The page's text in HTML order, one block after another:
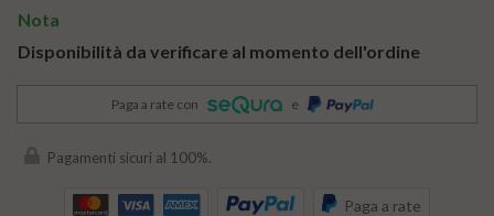
Nota
Disponibilità da verificare al momento dell'ordine
Paga a rate con e
Pagamenti sicuri al 100%.
Paga a rate